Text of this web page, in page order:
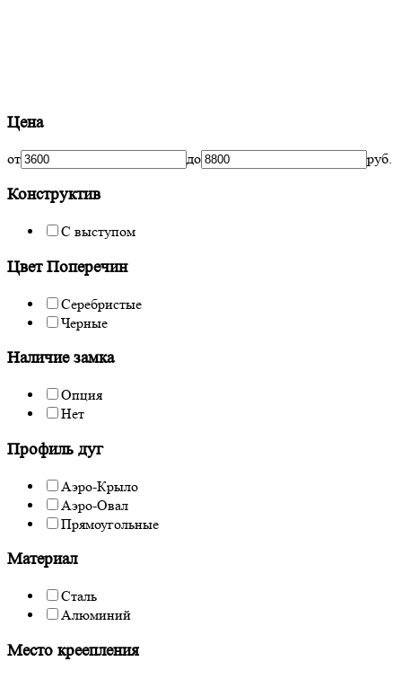
Цена
от до руб.
Конструктив
С выступом
Цвет Поперечин
Серебристые
Черные
Наличие замка
Опция
Нет
Профиль дуг
Аэро-Крыло
Аэро-Овал
Прямоугольные
Материал
Сталь
Алюминий
Место креепления